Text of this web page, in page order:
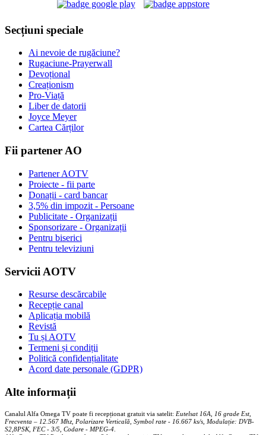
Secțiuni speciale
Ai nevoie de rugăciune?
Rugaciune-Prayerwall
Devoțional
Creaționism
Pro-Viață
Liber de datorii
Joyce Meyer
Cartea Cărților
Fii partener AO
Partener AOTV
Proiecte - fii parte
Donații - card bancar
3,5% din impozit - Persoane
Publicitate - Organizații
Sponsorizare - Organizații
Pentru biserici
Pentru televiziuni
Servicii AOTV
Resurse descărcabile
Recepție canal
Aplicația mobilă
Revistă
Tu și AOTV
Termeni și condiții
Politică confidențialitate
Acord date personale (GDPR)
Alte informații
Canalul Alfa Omega TV poate fi recepționat gratuit via satelit: Eutelsat 16A, 16 grade Est,
Frecventa – 12.567 Mhz, Polarizare Verticală, Symbol rate - 16.667 ks/s, Modulație: DVB-
S2,8PSK, FEC - 3/5, Codare - MPEG-4